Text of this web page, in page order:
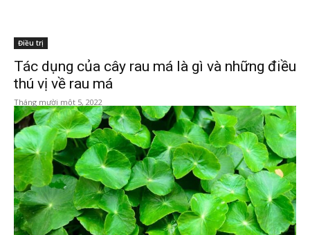
Điều trị
Tác dụng của cây rau má là gì và những điều
thú vị về rau má
Tháng mười một 5, 2022